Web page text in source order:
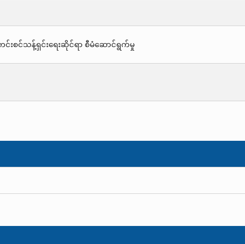
ကင်းစင်သန့်ရှင်းရေးဆိုင်ရာ စီမံဆောင်ရွက်မှု